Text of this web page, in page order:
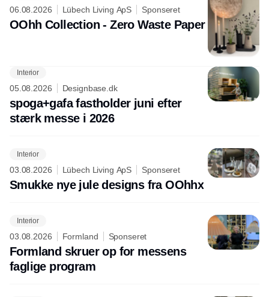
06.08.2026 Lübech Living ApS Sponseret
OOhh Collection - Zero Waste Paper
Interior
05.08.2026 Designbase.dk
spoga+gafa fastholder juni efter
stærk messe i 2026
Interior
03.08.2026 Lübech Living ApS Sponseret
Smukke nye jule designs fra OOhhx
Interior
03.08.2026 Formland Sponseret
Formland skruer op for messens
faglige program